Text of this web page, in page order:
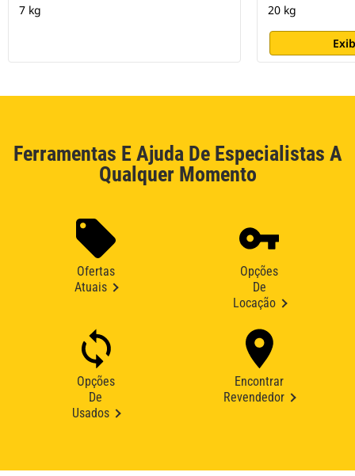
7 kg 20 kg
Ferramentas E Ajuda De Especialistas A
Qualquer Momento
Ofertas
Atuais
Opções
De
Locação
Opções
De
Usados
Encontrar
Revendedor